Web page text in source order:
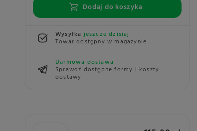
Dodaj do koszyka
Wysyłkajeszcze dzisiaj
Towar dostępny w magazynie
Darmowa dostawa
Sprawdź dostępne formy i koszty
dostawy